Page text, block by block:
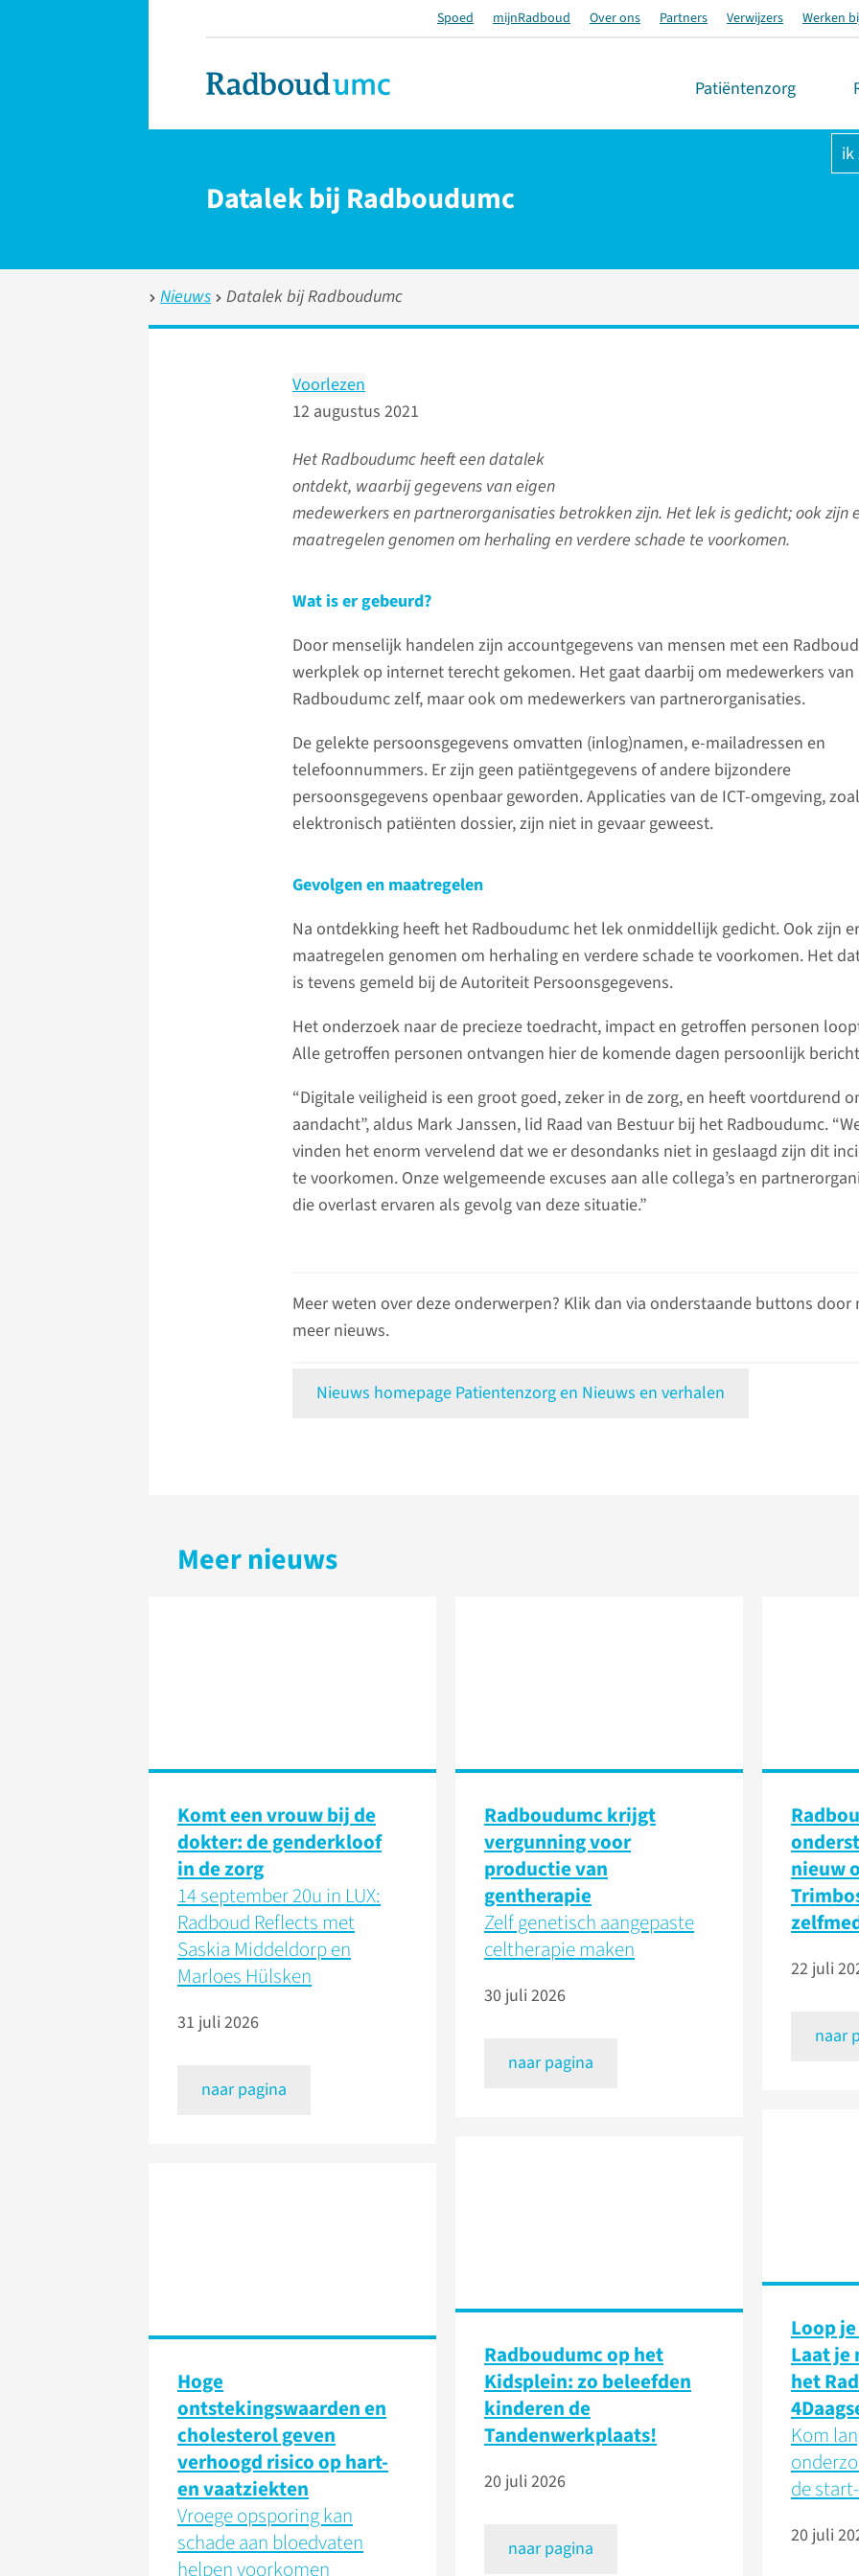
Spoed mijnRadboud Over ons Partners Verwijzers Werken
Patiëntenzorg
ik
Datalek bij Radboudumc
Nieuws Datalek bij Radboudumc
Voorlezen
12 augustus 2021
Het Radboudumc heeft een datalek
ontdekt, waarbij gegevens van eigen
medewerkers en partnerorganisaties betrokken zijn. Het lek is gedicht; ook zijn
maatregelen genomen om herhaling en verdere schade te voorkomen.
Wat is er gebeurd?
Door menselijk handelen zijn accountgegevens van mensen met een
werkplek op internet terecht gekomen. Het gaat daarbij om medewerkers
Radboudumc zelf, maar ook om medewerkers van partnerorganisaties.
De gelekte persoonsgegevens omvatten (inlog)namen, e-mailadressen en
telefoonnummers. Er zijn geen patiëntgegevens of andere bijzondere
persoonsgegevens openbaar geworden. Applicaties van de ICT-omgeving,
elektronisch patiënten dossier, zijn niet in gevaar geweest.
Gevolgen en maatregelen
Na ontdekking heeft het Radboudumc het lek onmiddellijk gedicht. Ook zijn er
maatregelen genomen om herhaling en verdere schade te voorkomen. Het
is tevens gemeld bij de Autoriteit Persoonsgegevens.
Het onderzoek naar de precieze toedracht, impact en getroffen personen
Alle getroffen personen ontvangen hier de komende dagen persoonlijk
“Digitale veiligheid is een groot goed, zeker in de zorg, en heeft voortdurend
aandacht”, aldus Mark Janssen, lid Raad van Bestuur bij het Radboudumc.
vinden het enorm vervelend dat we er desondanks niet in geslaagd zijn dit
te voorkomen. Onze welgemeende excuses aan alle collega’s en
die overlast ervaren als gevolg van deze situatie.”
Meer weten over deze onderwerpen? Klik dan via onderstaande buttons door
meer nieuws.
Nieuws homepage Patientenzorg en Nieuws en verhalen
Meer nieuws
Komt een vrouw bij de
dokter: de genderkloof
in de zorg
14 september 20u in LUX:
Radboud Reflects met
Saskia Middeldorp en
Marloes Hülsken
31 juli 2026
naar pagina
Radboudumc krijgt
vergunning voor
productie van
gentherapie
Zelf genetisch aangepaste
celtherapie maken
30 juli 2026
naar pagina
nieuw
22 juli
naar
Loop
Laat je
het
Kom
de
20 juli
Radboudumc op het
Kidsplein: zo beleefden
kinderen de
Tandenwerkplaats!
20 juli 2026
naar pagina
Hoge
ontstekingswaarden en
cholesterol geven
verhoogd risico op hart-
en vaatziekten
Vroege opsporing kan
schade aan bloedvaten
helpen voorkomen